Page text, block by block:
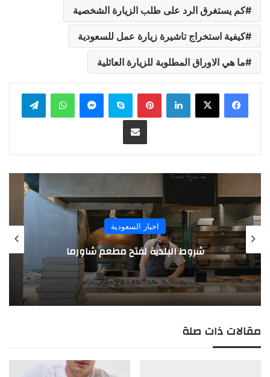
كم يستغرق الرد على طلب الزيارة الشخصية
كيفية استخراج تاشيرة زيارة عمل للسعودية
ما هي الاوراق المطلوبة للزيارة العائلية
لينكدإن بينتيريستسكايب ماسنجر واتساب تيلقرام
مشاركة عبر البريد
اخبار السعودية
شروط البلدية لفتح مطعم شاورما
مقالات ذات صلة